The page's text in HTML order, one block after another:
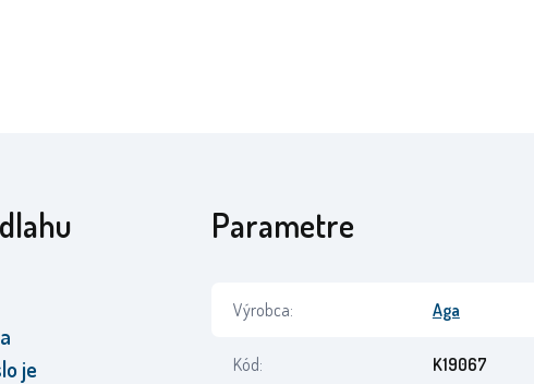
je
Parametre
Výrobca: Aga
Kód: K19067